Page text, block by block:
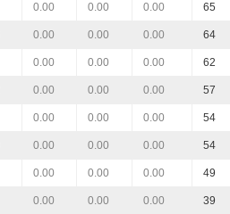
0.00 0.00 0.00 65
0.00 0.00 0.00 64
0.00 0.00 0.00 62
0.00 0.00 0.00 57
0.00 0.00 0.00 54
0.00 0.00 0.00 54
0.00 0.00 0.00 49
0.00 0.00 0.00 39